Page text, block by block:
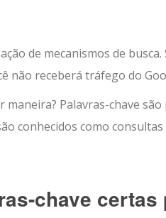
de mecanismos de busca.
não receberá tráfego do
Palavras-chave
conhecidos como
chave certas